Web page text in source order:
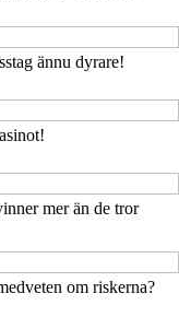
ännu dyrare!
mer än de tror
om riskerna?